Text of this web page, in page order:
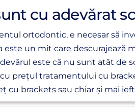
cu adevărat
ortodontic, e necesar să
este un mit care descurajează
este că nu sunt atât de
prețul tratamentului cu
cu brackets sau chiar și mai